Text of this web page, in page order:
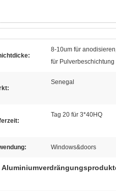
8-10um für
für Pulverbeschichtung
Senegal
Tag 20 für 3*40HQ
Windows&doors